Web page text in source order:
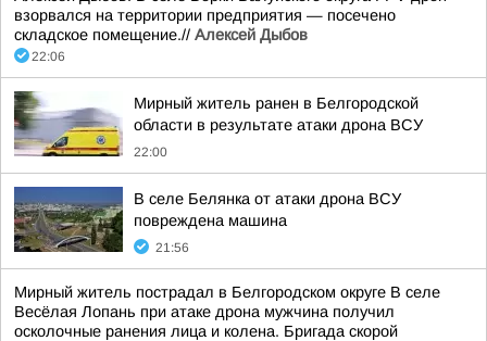
взорвался на территории предприятия — посечено
складское помещение.// Алексей Дыбов
22:06
Мирный житель ранен в Белгородской
области в результате атаки дрона ВСУ
22:00
В селе Белянка от атаки дрона ВСУ
повреждена машина
21:56
Мирный житель пострадал в Белгородском округе В селе
Весёлая Лопань при атаке дрона мужчина получил
осколочные ранения лица и колена. Бригада скорой